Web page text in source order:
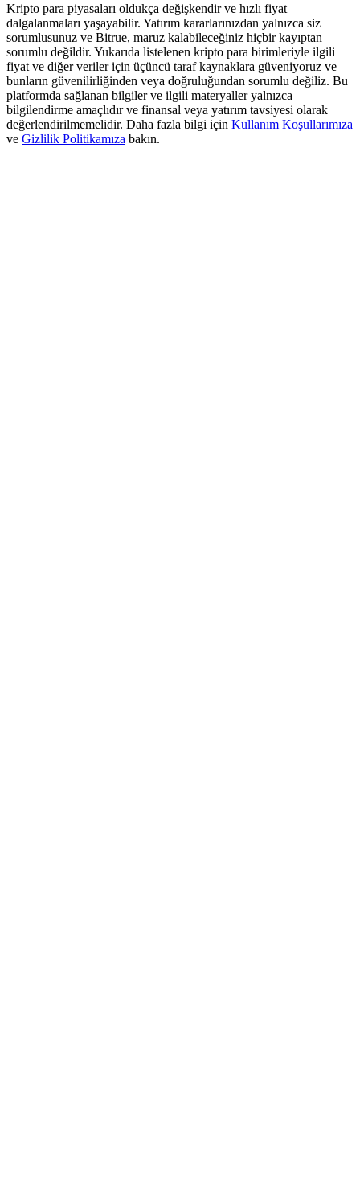
Register & Trade to Win 500,000 USDT
Precious Metals Trading Carnival
Trade Gold & Silver · 33,333 USDT Bonus
Kripto para piyasaları oldukça değişkendir ve hızlı fiyat
dalgalanmaları yaşayabilir. Yatırım kararlarınızdan yalnızca siz
sorumlusunuz ve Bitrue, maruz kalabileceğiniz hiçbir kayıptan
sorumlu değildir. Yukarıda listelenen kripto para birimleriyle ilgili
fiyat ve diğer veriler için üçüncü taraf kaynaklara güveniyoruz ve
bunların güvenilirliğinden veya doğruluğundan sorumlu değiliz. Bu
platformda sağlanan bilgiler ve ilgili materyaller yalnızca
bilgilendirme amaçlıdır ve finansal veya yatırım tavsiyesi olarak
değerlendirilmemelidir. Daha fazla bilgi için Kullanım Koşullarımıza
ve Gizlilik Politikamıza bakın.